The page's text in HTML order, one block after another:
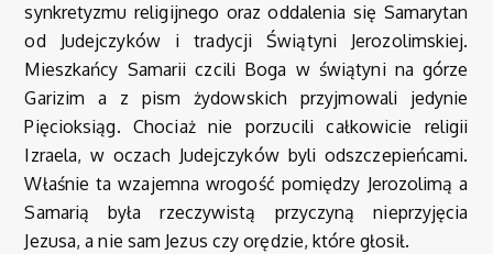
synkretyzmu religijnego oraz oddalenia się Samarytan
od Judejczyków i tradycji Świątyni Jerozolimskiej.
Mieszkańcy Samarii czcili Boga w świątyni na górze
Garizim a z pism żydowskich przyjmowali jedynie
Pięcioksiąg. Chociaż nie porzucili całkowicie religii
Izraela, w oczach Judejczyków byli odszczepieńcami.
Właśnie ta wzajemna wrogość pomiędzy Jerozolimą a
Samarią była rzeczywistą przyczyną nieprzyjęcia
Jezusa, a nie sam Jezus czy orędzie, które głosił.